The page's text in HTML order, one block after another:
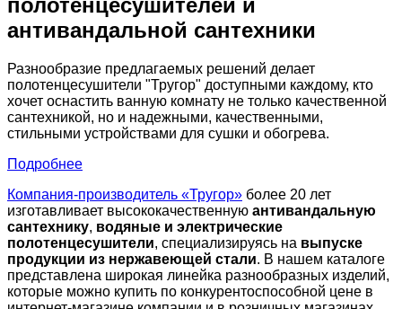
полотенцесушителей и
антивандальной сантехники
Разнообразие предлагаемых решений делает
полотенцесушители "Тругор" доступными каждому, кто
хочет оснастить ванную комнату не только качественной
сантехникой, но и надежными, качественными,
стильными устройствами для сушки и обогрева.
Подробнее
Компания-производитель «Тругор» более 20 лет
изготавливает высококачественную антивандальную
сантехнику, водяные и электрические
полотенцесушители, специализируясь на выпуске
продукции из нержавеющей стали. В нашем каталоге
представлена широкая линейка разнообразных изделий,
которые можно купить по конкурентоспособной цене в